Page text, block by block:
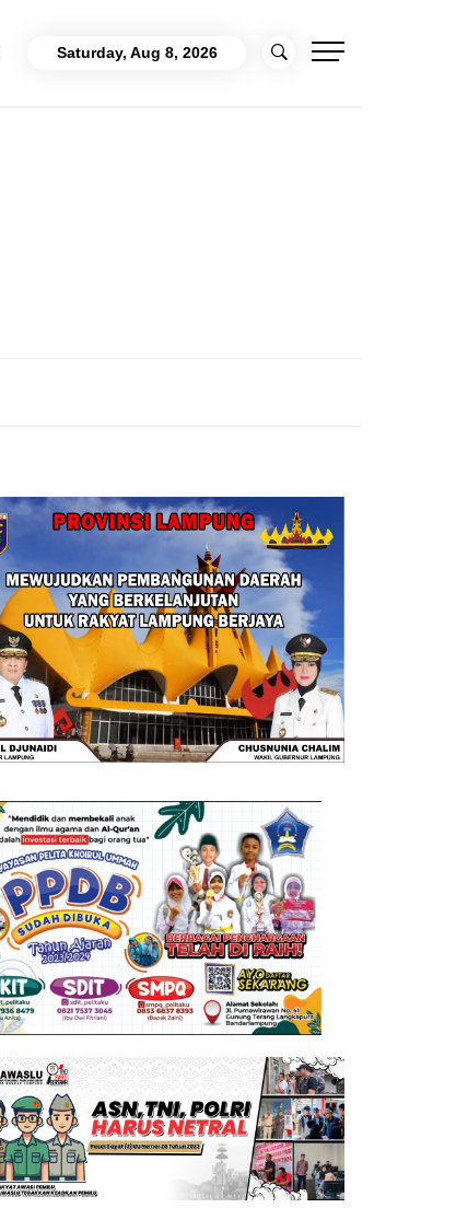
Saturday, Aug 8, 2026